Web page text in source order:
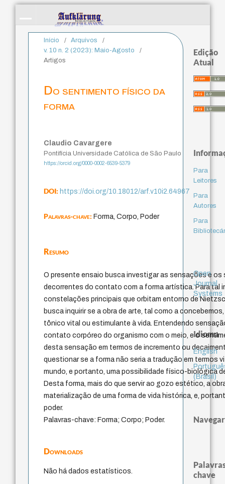
Início / Arquivos
/
v. 10 n. 2 (2023): Maio-Agosto
/
Artigos
Do sentimento físico da
forma
Claudio Cavargere
Pontifícia Universidade Católica de São Paulo
https://orcid.org/0000-0002-6539-5379
DOI:https://doi.org/10.18012/arf.v10i2.64967
Palavras-chave:Forma, Corpo, Poder
Resumo
O presente ensaio busca investigar as sensações e
decorrentes do contato com a forma artística. Para tal
constelações principais que orbitam entorno de
busca inquirir se a obra de arte, tal como a
tônico vital ou estimulante à vida. Entendendo
contato corpóreo do organismo com o meio, e o
desta sensação em termos de incremento ou
questionar se a forma não seria a tradução em termos
mundo, e portanto, uma possibilidade físico-biológica
Desta forma, mais do que servir ao gozo estético, a
materialização de uma forma de vida histórica, e,
poder.
Palavras-chave: Forma; Corpo; Poder.
Downloads
Não há dados estatísticos.
Edição
Atual
Para
Leitores
Para
Autores
Para
Open
Journal
Systems
Idioma
English
(Brasil)
Navegar
chave